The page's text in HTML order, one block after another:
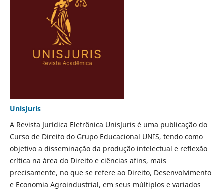
UnisJuris
A Revista Jurídica Eletrônica UnisJuris é uma publicação do
Curso de Direito do Grupo Educacional UNIS, tendo como
objetivo a disseminação da produção intelectual e reflexão
crítica na área do Direito e ciências afins, mais
precisamente, no que se refere ao Direito, Desenvolvimento
e Economia Agroindustrial, em seus múltiplos e variados